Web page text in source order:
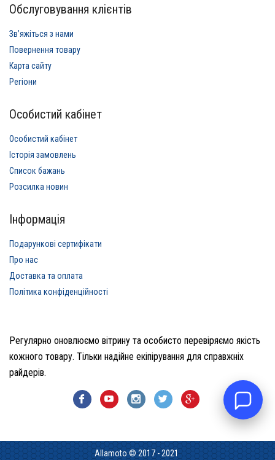
Обслуговування клієнтів
Звʼяжіться з нами
Повернення товару
Карта сайту
Регіони
Особистий кабінет
Особистий кабінет
Історія замовлень
Список бажань
Розсилка новин
Інформація
Подарункові сертифікати
Про нас
Доставка та оплата
Політика конфіденційності
Регулярно оновлюємо вітрину та особисто перевіряємо якість
кожного товару. Тільки надійне екіпірування для справжніх
райдерів.
Allamoto © 2017 - 2021